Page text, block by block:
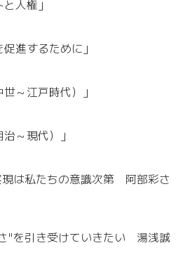
人権」
進するために」
～江戸時代）」
～現代）」
は私たちの意識次第 阿部彩さ
"を引き受けていきたい 湯浅誠